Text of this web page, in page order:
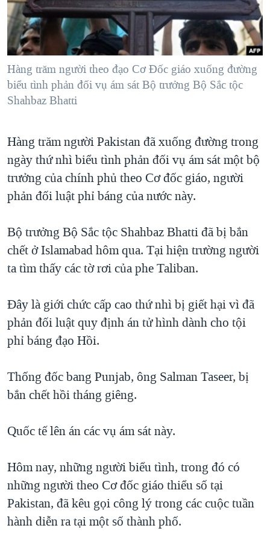
"Tìm"NGƯỜI VIỆT HẢI NGOẠI
ĐỜI SỐNG
KINH TẾ
KHOA HỌC
SỨC KHOẺ
THỂ THAO
GIÁO DỤC
TẠI
HÀNH TRÌNH BẦU CỬ 2024
MỘT NĂM CHIẾN TRANH TẠI DẢI GAZA
GIẢI MÃ VÀNH ĐAI & CON ĐƯỜNG
NGÀY TỊ NẠN THẾ GIỚI
CHI PHÍ CHIẾN TRANH AFGHANISTAN
CÁC GIÁ TRỊ CỘNG HÒA Ở VIỆT NAM
THƯỢNG ĐỈNH TRUMP-KIM TẠI VIỆT NAM
NGƯ DÂN VIỆT VÀ LÀN SÓNG TRỘM HẢI SÂM
BÊN KIA QUỐC LỘ: TIẾNG VỌNG TỪ NÔNG THÔN MỸ
VIDEO
NGHE
MẠNG XÃ HỘI
Hàng trăm người theo đạo Cơ Ðốc giáo xuống đường
biểu tình phản đối vụ ám sát Bộ trưởng Bộ Sắc tộc
Shahbaz Bhatti
Hàng trăm người Pakistan đã xuống đường trong
ngày thứ nhì biểu tình phản đối vụ ám sát một bộ
trưởng của chính phủ theo Cơ đốc giáo, người
phản đối luật phỉ báng của nước này.
Bộ trưởng Bộ Sắc tộc Shahbaz Bhatti đã bị bắn
chết ở Islamabad hôm qua. Tại hiện trường người
ta tìm thấy các tờ rơi của phe Taliban.
Đây là giới chức cấp cao thứ nhì bị giết hại vì đã
phản đối luật quy định án tử hình dành cho tội
phỉ báng đạo Hồi.
Thống đốc bang Punjab, ông Salman Taseer, bị
bắn chết hồi tháng giêng.
Quốc tế lên án các vụ ám sát này.
Hôm nay, những người biểu tình, trong đó có
những người theo Cơ đốc giáo thiểu số tại
Pakistan, đã kêu gọi công lý trong các cuộc tuần
hành diễn ra tại một số thành phố.